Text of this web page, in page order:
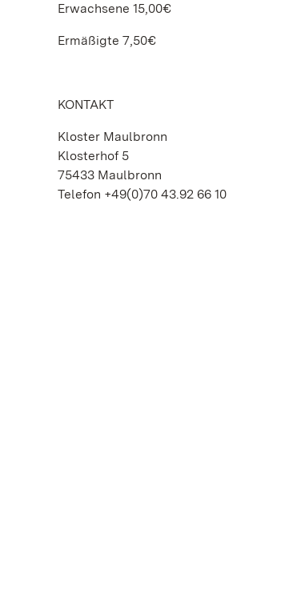
Erwachsene 15,00€
Ermäßigte 7,50€
KONTAKT
Kloster Maulbronn
Klosterhof 5
75433 Maulbronn
Telefon +49(0)70 43.92 66 10